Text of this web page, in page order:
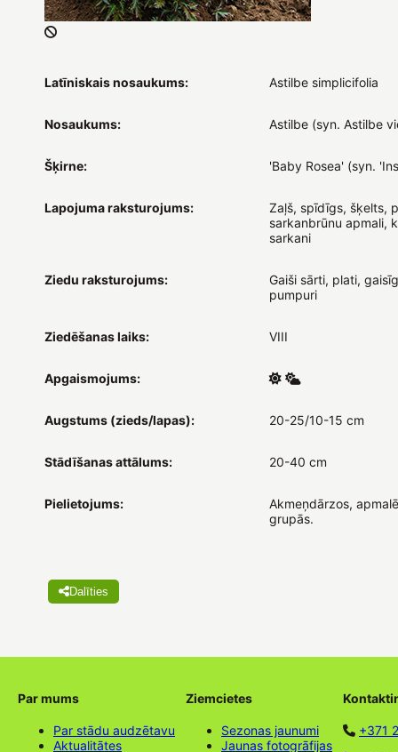
Latīniskais nosaukums: Astilbe simplicifolia
Nosaukums: Astilbe (syn. Astilbe
Šķirne: 'Baby Rosea' (syn.
Lapojuma raksturojums:
Zaļš, spīdīgs, šķelts,
sarkanbrūnu apmali,
sarkani
Ziedu raksturojums:
Gaiši sārti, plati,
pumpuri
Ziedēšanas laiks: VIII
Apgaismojums:
Augstums (zieds/lapas): 20-25/10-15 cm
Stādīšanas attālums: 20-40 cm
Pielietojums:
Akmeņdārzos,
grupās.
Dalīties
Par mums
Par stādu audzētavu
Aktualitātes
Ziemcietes
Sezonas jaunumi
Jaunas fotogrāfijas
+371